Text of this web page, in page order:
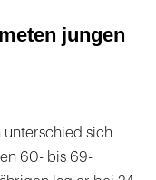
jungen
unterschied sich
60- bis 69-